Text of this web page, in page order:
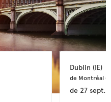
Dublin (IE)
de Montréal
de 27 sept.